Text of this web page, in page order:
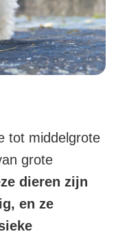
tot middelgrote
grote
dieren zijn
en ze